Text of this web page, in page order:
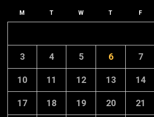
M T W T F
3 4 5 6 7
10 11 12 13 14
17 18 19 20 21